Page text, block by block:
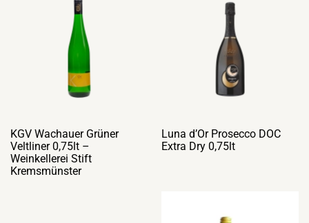
KGV Wachauer Grüner
Veltliner 0,75lt –
Weinkellerei Stift
Kremsmünster
Luna d’Or Prosecco DOC
Extra Dry 0,75lt